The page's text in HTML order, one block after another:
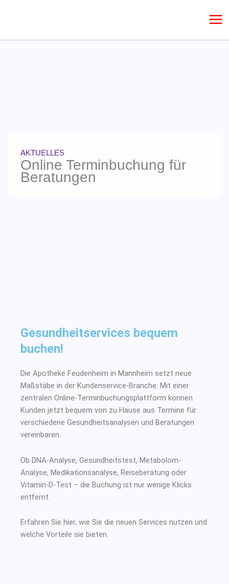
AKTUELLES
Online Terminbuchung für
Beratungen
Gesundheitservices bequem
buchen!
Die Apotheke Feudenheim in Mannheim setzt neue
Maßstäbe in der Kundenservice-Branche: Mit einer
zentralen Online-Terminbuchungsplattform können
Kunden jetzt bequem von zu Hause aus Termine für
verschiedene Gesundheitsanalysen und Beratungen
vereinbaren.
Ob DNA-Analyse, Gesundheitstest, Metabolom-
Analyse, Medikationsanalyse, Reiseberatung oder
Vitamin-D-Test – die Buchung ist nur wenige Klicks
entfernt.
Erfahren Sie hier, wie Sie die neuen Services nutzen und
welche Vorteile sie bieten.